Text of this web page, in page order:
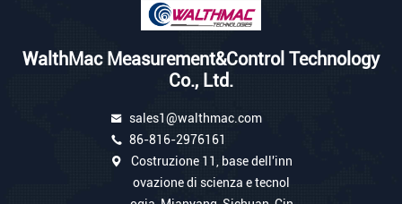
WalthMac Measurement&Control Technology
Co., Ltd.
sales1@walthmac.com
86-816-2976161
Costruzione 11, base dell'inn
ovazione di scienza e tecnol